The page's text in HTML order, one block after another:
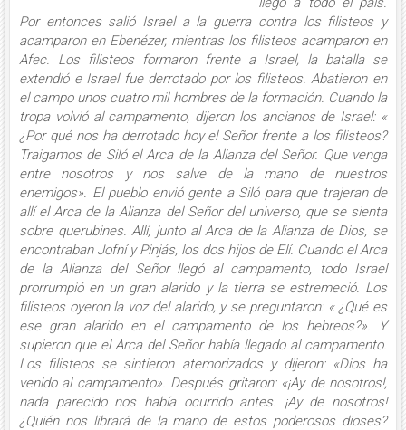
Por entonces salió Israel a la guerra contra los filisteos y
acamparon en Ebenézer, mientras los filisteos acamparon en
Afec. Los filisteos formaron frente a Israel, la batalla se
extendió e Israel fue derrotado por los filisteos. Abatieron en
el campo unos cuatro mil hombres de la formación. Cuando la
tropa volvió al campamento, dijeron los ancianos de Israel: «
¿Por qué nos ha derrotado hoy el Señor frente a los filisteos?
Traigamos de Siló el Arca de la Alianza del Señor. Que venga
entre nosotros y nos salve de la mano de nuestros
enemigos». El pueblo envió gente a Siló para que trajeran de
allí el Arca de la Alianza del Señor del universo, que se sienta
sobre querubines. Allí, junto al Arca de la Alianza de Dios, se
encontraban Jofní y Pinjás, los dos hijos de Elí. Cuando el Arca
de la Alianza del Señor llegó al campamento, todo Israel
prorrumpió en un gran alarido y la tierra se estremeció. Los
filisteos oyeron la voz del alarido, y se preguntaron: « ¿Qué es
ese gran alarido en el campamento de los hebreos?». Y
supieron que el Arca del Señor había llegado al campamento.
Los filisteos se sintieron atemorizados y dijeron: «Dios ha
venido al campamento». Después gritaron: «¡Ay de nosotros!,
nada parecido nos había ocurrido antes. ¡Ay de nosotros!
¿Quién nos librará de la mano de estos poderosos dioses?